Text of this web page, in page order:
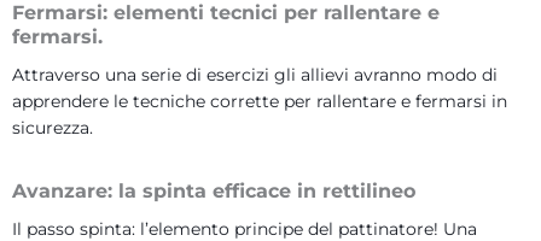
Fermarsi: elementi tecnici per rallentare e
fermarsi.
Attraverso una serie di esercizi gli allievi avranno modo di
apprendere le tecniche corrette per rallentare e fermarsi in
sicurezza.
Avanzare: la spinta efficace in rettilineo
Il passo spinta: l’elemento principe del pattinatore! Una